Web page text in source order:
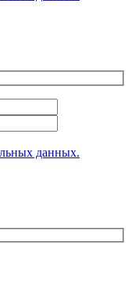
данных.